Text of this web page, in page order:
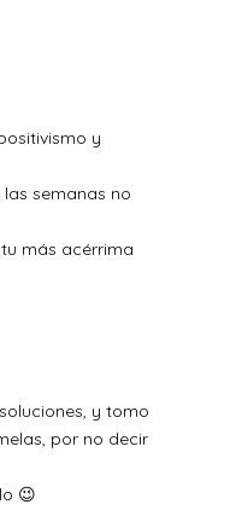
y
las semanas no
más acérrima
y tomo
por no decir
😉